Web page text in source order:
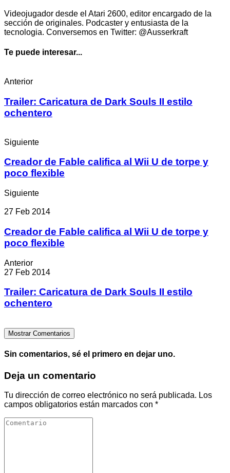
Videojugador desde el Atari 2600, editor encargado de la
sección de originales. Podcaster y entusiasta de la
tecnologia. Conversemos en Twitter: @Ausserkraft
Te puede interesar...
Anterior
Trailer: Caricatura de Dark Souls II estilo
ochentero
Siguiente
Creador de Fable califica al Wii U de torpe y
poco flexible
Siguiente
27 Feb 2014
Creador de Fable califica al Wii U de torpe y
poco flexible
Anterior
27 Feb 2014
Trailer: Caricatura de Dark Souls II estilo
ochentero
Mostrar Comentarios
Sin comentarios, sé el primero en dejar uno.
Deja un comentario
Tu dirección de correo electrónico no será publicada. Los
campos obligatorios están marcados con *